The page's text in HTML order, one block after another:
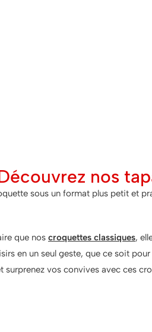
nos
sous un format plus petit et
que nos croquettes classiques,
en un seul geste, que ce soit
surprenez vos convives avec ces